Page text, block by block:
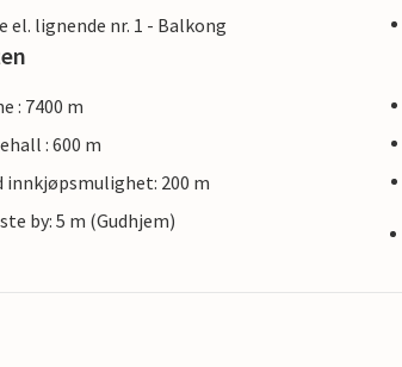
el. lignende nr. 1 - Balkong
: 7400 m
: 600 m
innkjøpsmulighet: 200 m
by: 5 m (Gudhjem)